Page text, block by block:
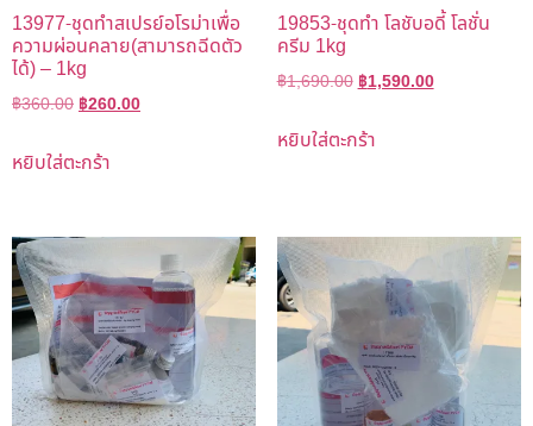
13977-ชุดทำสเปรย์อโรม่าเพื่อ
ความผ่อนคลาย(สามารถฉีดตัว
ได้) – 1kg
฿360.00฿260.00
หยิบใส่ตะกร้า
19853-ชุดทำ โลชับอดี้ โลชั่น
ครีม 1kg
฿1,690.00฿1,590.00
หยิบใส่ตะกร้า